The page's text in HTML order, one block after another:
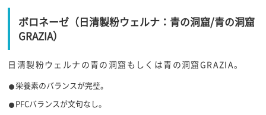
ボロネーゼ（日清製粉ウェルナ：青の洞窟/青の洞窟
GRAZIA）
日清製粉ウェルナの青の洞窟もしくは青の洞窟GRAZIA。
栄養素のバランスが完璧。
PFCバランスが文句なし。